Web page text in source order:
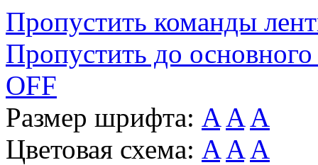
Пропустить команды
Пропустить до основного
OFF
Размер шрифта: A A A
Цветовая схема: A A A